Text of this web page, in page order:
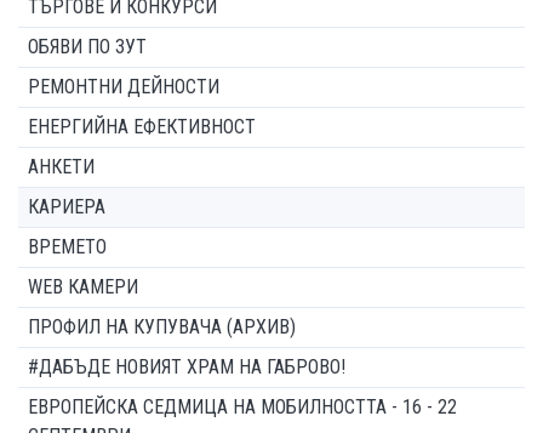
ТЪРГОВЕ И КОНКУРСИ
ОБЯВИ ПО ЗУТ
РЕМОНТНИ ДЕЙНОСТИ
ЕНЕРГИЙНА ЕФЕКТИВНОСТ
АНКЕТИ
КАРИЕРА
ВРЕМЕТО
WEB КАМЕРИ
ПРОФИЛ НА КУПУВАЧА (АРХИВ)
#ДАБЪДЕ НОВИЯТ ХРАМ НА ГАБРОВО!
ЕВРОПЕЙСКА СЕДМИЦА НА МОБИЛНОСТТА - 16 - 22